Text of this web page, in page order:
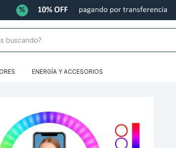
ENERGÍA Y ACCESORIOS